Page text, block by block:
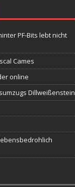
PF-Bits lebt nicht
Cames
online
Dillweißenstein